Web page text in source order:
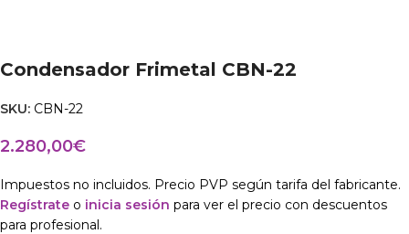
Condensador Frimetal CBN-22
SKU: CBN-22
2.280,00€
Impuestos no incluidos. Precio PVP según tarifa del fabricante.
Regístrate o inicia sesión para ver el precio con descuentos
para profesional.